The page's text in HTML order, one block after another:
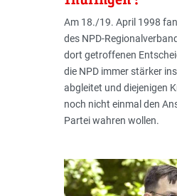
Am 18./19. April 1998
des NPD-
dort getroffenen
die NPD immer stärker
abgleitet und diejenigen
noch nicht einmal den
Partei wahren wollen.